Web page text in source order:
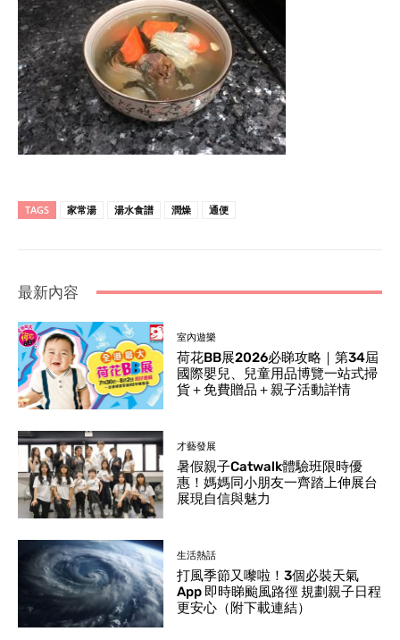
TAGS 家常湯 湯水食譜 潤燥 通便
最新內容
室內遊樂
荷花BB展2026必睇攻略｜第34屆
國際嬰兒、兒童用品博覽一站式掃
貨＋免費贈品＋親子活動詳情
才藝發展
暑假親子Catwalk體驗班限時優
惠！媽媽同小朋友一齊踏上伸展台
展現自信與魅力
生活熱話
打風季節又嚟啦！3個必裝天氣
App 即時睇颱風路徑 規劃親子日程
更安心（附下載連結）